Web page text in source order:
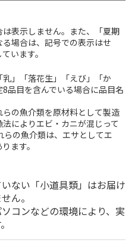
表示しません。また、「夏期
場合は、記号での表示はせ
います。
」「落花生」「えび」「か
品目を含んでいる場合に品目名
の魚介類を原材料として製造
によりエビ・カニが混じって
らの魚介類は、エサとしてエ
ます。
ない「小道具類」はお届け
ん。
コンなどの環境により、実